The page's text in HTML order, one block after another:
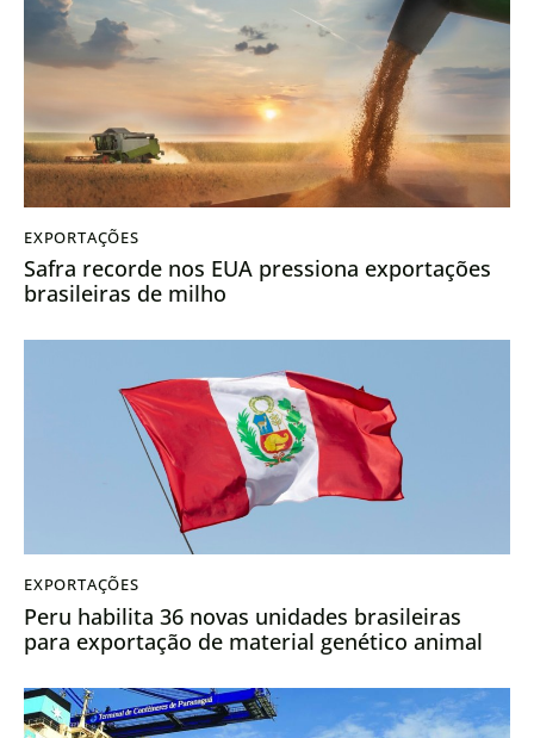
EXPORTAÇÕES
Safra recorde nos EUA pressiona exportações
brasileiras de milho
EXPORTAÇÕES
Peru habilita 36 novas unidades brasileiras
para exportação de material genético animal